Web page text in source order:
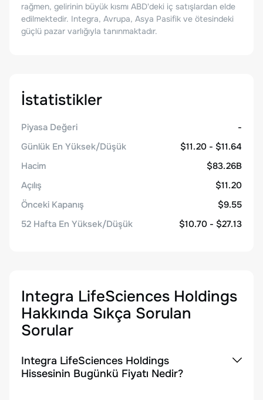
rağmen, gelirinin büyük kısmı ABD'deki iç satışlardan elde
edilmektedir. Integra, Avrupa, Asya Pasifik ve ötesindeki
güçlü pazar varlığıyla tanınmaktadır.
İstatistikler
Piyasa Değeri
-
Günlük En Yüksek/Düşük
$11.20 - $11.64
Hacim
$83.26B
Açılış
$11.20
Önceki Kapanış
$9.55
52 Hafta En Yüksek/Düşük
$10.70 - $27.13
Integra LifeSciences Holdings
Hakkında Sıkça Sorulan
Sorular
Integra LifeSciences Holdings
Hissesinin Bugünkü Fiyatı Nedir?